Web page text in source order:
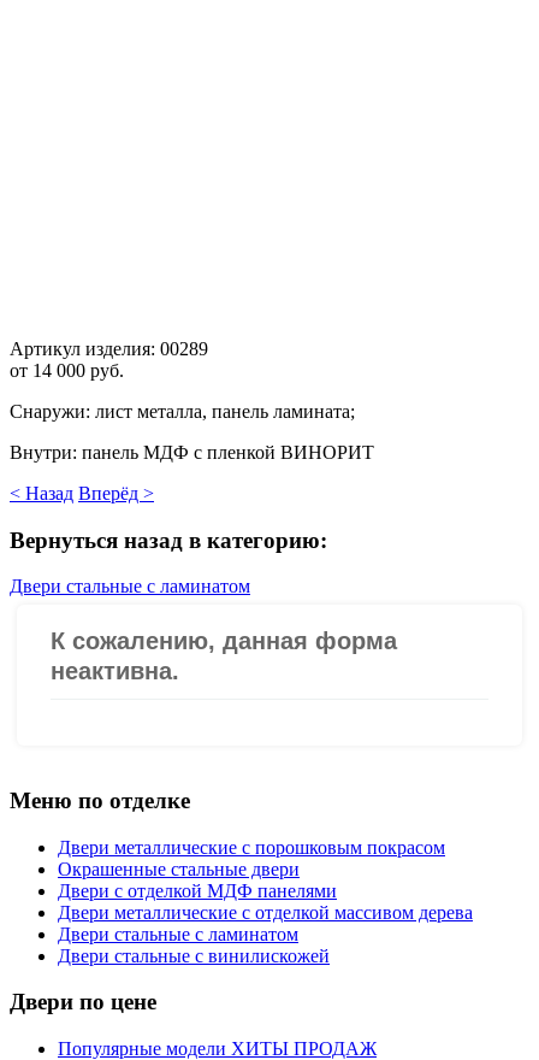
Артикул изделия: 00289
от 14 000 руб.
Снаружи: лист металла, панель ламината;
Внутри: панель МДФ с пленкой ВИНОРИТ
< Назад Вперёд >
Вернуться назад в категорию:
Двери стальные с ламинатом
Меню по отделке
Двери металлические с порошковым покрасом
Окрашенные стальные двери
Двери с отделкой МДФ панелями
Двери металлические с отделкой массивом дерева
Двери стальные с ламинатом
Двери стальные с винилискожей
Двери по цене
Популярные модели ХИТЫ ПРОДАЖ